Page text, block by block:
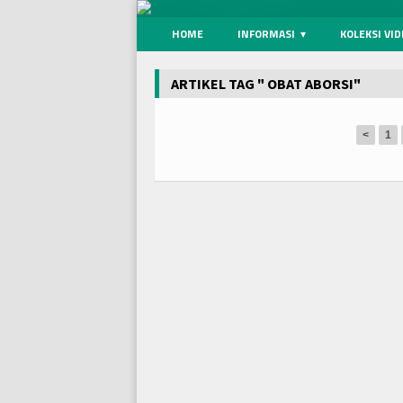
HOME INFORMASI KOLEKSI
ARTIKEL TAG " OBAT ABORSI"
< 1